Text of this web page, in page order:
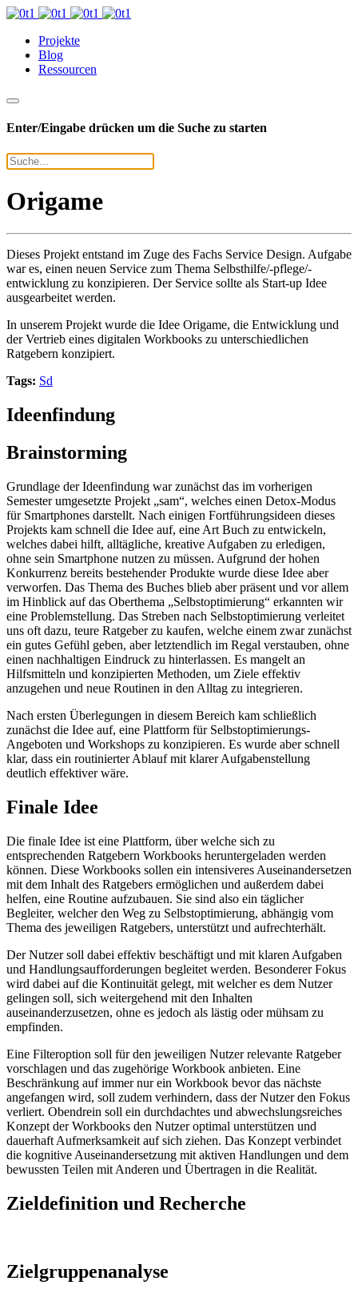
Projekte
Blog
Ressourcen
Enter/Eingabe drücken um die Suche zu starten
Origame
Dieses Projekt entstand im Zuge des Fachs Service Design. Aufgabe
war es, einen neuen Service zum Thema Selbsthilfe/-pflege/-
entwicklung zu konzipieren. Der Service sollte als Start-up Idee
ausgearbeitet werden.
In unserem Projekt wurde die Idee Origame, die Entwicklung und
der Vertrieb eines digitalen Workbooks zu unterschiedlichen
Ratgebern konzipiert.
Tags: Sd
Ideenfindung
Brainstorming
Grundlage der Ideenfindung war zunächst das im vorherigen
Semester umgesetzte Projekt „sam“, welches einen Detox-Modus
für Smartphones darstellt. Nach einigen Fortführungsideen dieses
Projekts kam schnell die Idee auf, eine Art Buch zu entwickeln,
welches dabei hilft, alltägliche, kreative Aufgaben zu erledigen,
ohne sein Smartphone nutzen zu müssen. Aufgrund der hohen
Konkurrenz bereits bestehender Produkte wurde diese Idee aber
verworfen. Das Thema des Buches blieb aber präsent und vor allem
im Hinblick auf das Oberthema „Selbstoptimierung“ erkannten wir
eine Problemstellung. Das Streben nach Selbstoptimierung verleitet
uns oft dazu, teure Ratgeber zu kaufen, welche einem zwar zunächst
ein gutes Gefühl geben, aber letztendlich im Regal verstauben, ohne
einen nachhaltigen Eindruck zu hinterlassen. Es mangelt an
Hilfsmitteln und konzipierten Methoden, um Ziele effektiv
anzugehen und neue Routinen in den Alltag zu integrieren.
Nach ersten Überlegungen in diesem Bereich kam schließlich
zunächst die Idee auf, eine Plattform für Selbstoptimierungs-
Angeboten und Workshops zu konzipieren. Es wurde aber schnell
klar, dass ein routinierter Ablauf mit klarer Aufgabenstellung
deutlich effektiver wäre.
Finale Idee
Die finale Idee ist eine Plattform, über welche sich zu
entsprechenden Ratgebern Workbooks heruntergeladen werden
können. Diese Workbooks sollen ein intensiveres Auseinandersetzen
mit dem Inhalt des Ratgebers ermöglichen und außerdem dabei
helfen, eine Routine aufzubauen. Sie sind also ein täglicher
Begleiter, welcher den Weg zu Selbstoptimierung, abhängig vom
Thema des jeweiligen Ratgebers, unterstützt und aufrechterhält.
Der Nutzer soll dabei effektiv beschäftigt und mit klaren Aufgaben
und Handlungsaufforderungen begleitet werden. Besonderer Fokus
wird dabei auf die Kontinuität gelegt, mit welcher es dem Nutzer
gelingen soll, sich weitergehend mit den Inhalten
auseinanderzusetzen, ohne es jedoch als lästig oder mühsam zu
empfinden.
Eine Filteroption soll für den jeweiligen Nutzer relevante Ratgeber
vorschlagen und das zugehörige Workbook anbieten. Eine
Beschränkung auf immer nur ein Workbook bevor das nächste
angefangen wird, soll zudem verhindern, dass der Nutzer den Fokus
verliert. Obendrein soll ein durchdachtes und abwechslungsreiches
Konzept der Workbooks den Nutzer optimal unterstützen und
dauerhaft Aufmerksamkeit auf sich ziehen. Das Konzept verbindet
die kognitive Auseinandersetzung mit aktiven Handlungen und dem
bewussten Teilen mit Anderen und Übertragen in die Realität.
Zieldefinition und Recherche
Zielgruppenanalyse